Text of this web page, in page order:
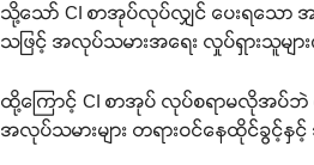
သို့သော် CI စာအုပ်လုပ်လျှင် ပေးရသော
သဖြင့် အလုပ်သမားအရေး လှုပ်ရှားသူမ
ထို့ကြောင့် CI စာအုပ် လုပ်စရာမလိုအပ်ဘဲ
အလုပ်သမားများ တရားဝင်နေထိုင်ခွင့်